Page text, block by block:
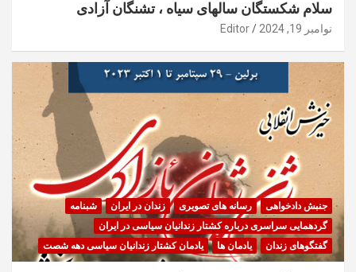
سلام شکستگان سالهای سیاه ، تشنگان آزادی
نوامبر 19, 2024 Editor
جنبش دادخواهی رسانه های تصویری زندان در ایران
شبنامه
گردهمایی سراسری درباره کشتار زندانیان سیاسی در ایران
گفتگوهای زندان
یادمان ها یادمان کشتار زندانیان سیاسی دهه شصت